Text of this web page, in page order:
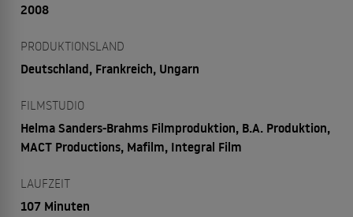
2008
PRODUKTIONSLAND
Deutschland, Frankreich, Ungarn
FILMSTUDIO
Helma Sanders-Brahms Filmproduktion, B.A. Produktion,
MACT Productions, Mafilm, Integral Film
LAUFZEIT
107 Minuten